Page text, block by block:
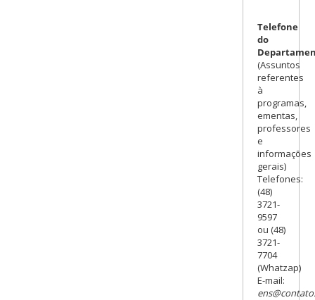
Telefone
do
(Assuntos
referentes
à
programas,
ementas,
professores
e
informações
gerais)
Telefones:
(48)
3721-
9597
ou (48)
3721-
7704
(Whatzap)
E-mail: